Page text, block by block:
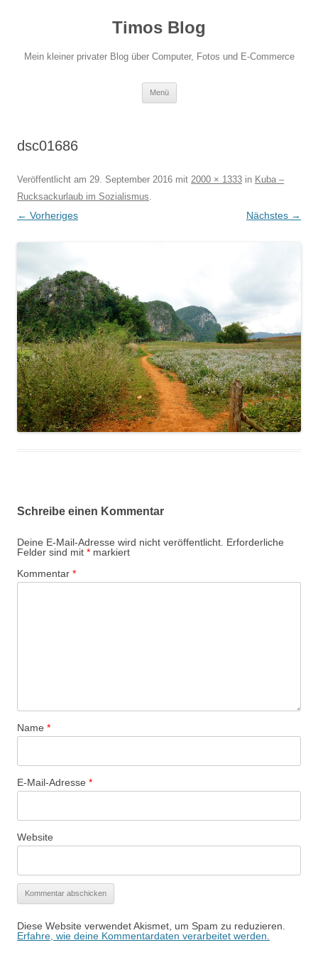
Timos Blog
Mein kleiner privater Blog über Computer, Fotos und E-Commerce
Menü
dsc01686
Veröffentlicht am 29. September 2016 mit 2000 × 1333 in Kuba –
Rucksackurlaub im Sozialismus.
← Vorheriges Nächstes →
Schreibe einen Kommentar
Deine E-Mail-Adresse wird nicht veröffentlicht. Erforderliche
Felder sind mit * markiert
Kommentar *
Name *
E-Mail-Adresse *
Website
Diese Website verwendet Akismet, um Spam zu reduzieren.
Erfahre, wie deine Kommentardaten verarbeitet werden.